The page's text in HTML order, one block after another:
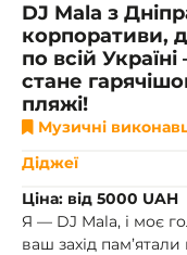
DJ Mala з
корпоративи,
по всій
стане
пляжі!
Музичні
Діджеї
Ціна: від 5000 UAH
Я — DJ Mala, і моє
ваш захід